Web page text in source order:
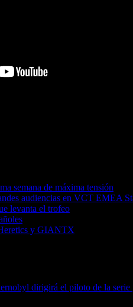
semana de máxima tensión
audiencias en VCT EMEA
levanta el trofeo
y GIANTX
dirigirá el piloto de la